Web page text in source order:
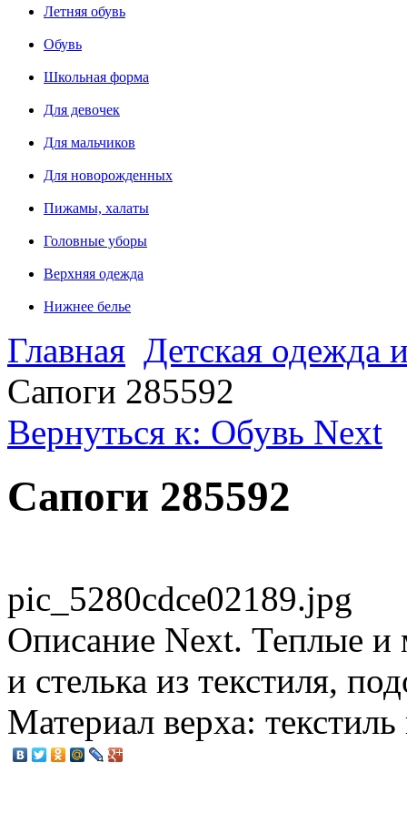
Летняя обувь
Обувь
Школьная форма
Для девочек
Для мальчиков
Для новорожденных
Пижамы, халаты
Головные уборы
Верхняя одежда
Нижнее белье
Главная Детская одежда
Сапоги 285592
Вернуться к: Обувь Next
Сапоги 285592
pic_5280cdce02189.jpg
Описание Next. Теплые и
и стелька из текстиля,
Материал верха: